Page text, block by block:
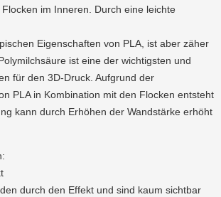
im Inneren. Durch eine leichte
Eigenschaften von PLA, ist aber zäher
ist eine der wichtigsten und
für den 3D-Druck. Aufgrund der
PLA in Kombination mit den Flocken entsteht
kann durch Erhöhen der Wandstärke erhöht
durch den Effekt und sind kaum sichtbar